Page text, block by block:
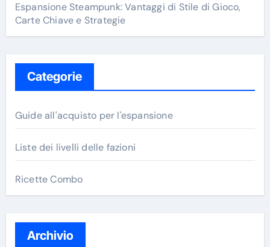
Espansione Steampunk: Vantaggi di Stile di Gioco,
Carte Chiave e Strategie
Categorie
Guide all'acquisto per l'espansione
Liste dei livelli delle fazioni
Ricette Combo
Archivio